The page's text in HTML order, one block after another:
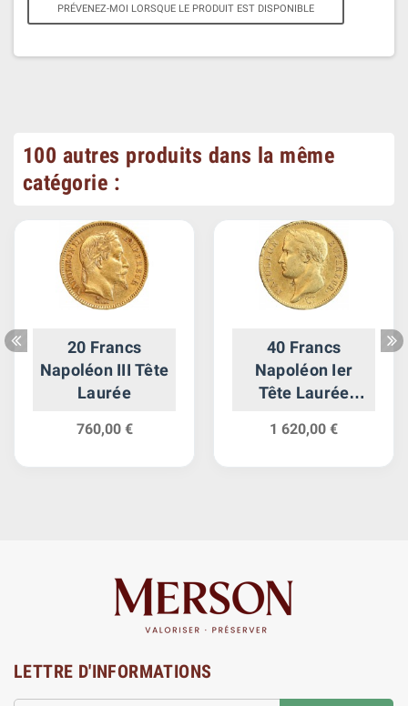
PRÉVENEZ-MOI LORSQUE LE PRODUIT EST DISPONIBLE
100 autres produits dans la même
catégorie :
20 Francs
Napoléon III Tête
Laurée
760,00 €
40 Francs
Napoléon Ier
Tête Laurée
1 620,00 €
LETTRE D'INFORMATIONS